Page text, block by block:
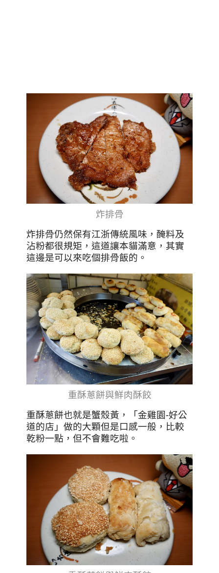
炸排骨
炸排骨仍然保有江浙傳統風味，醃料及
沾粉都很規矩，這道讓本貓滿意，其實
這邊是可以來吃個排骨飯的。
重酥蔥餅與鮮肉酥餃
重酥蔥餅也就是蟹殼黃，「金雞園-好公
道的店」做的大顆但是口感一般，比較
乾粉一點，但不會難吃啦。